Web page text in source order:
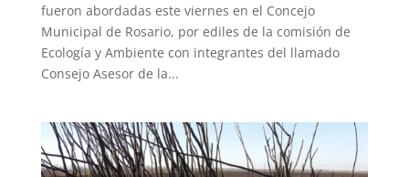
fueron abordadas este viernes en el Concejo
Municipal de Rosario, por ediles de la comisión de
Ecología y Ambiente con integrantes del llamado
Consejo Asesor de la...